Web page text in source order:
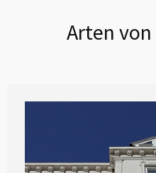
Arten von